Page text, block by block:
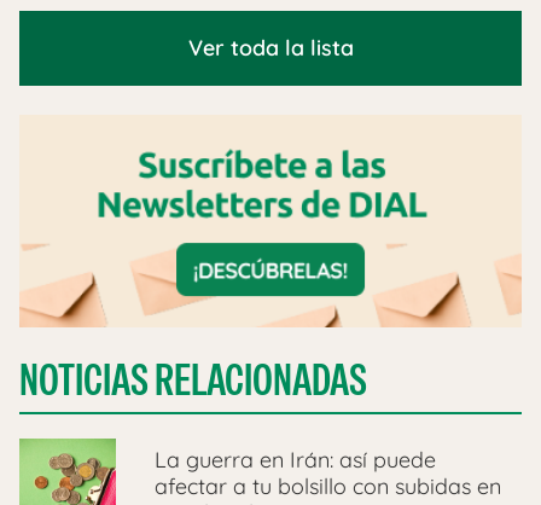
Ver toda la lista
NOTICIAS RELACIONADAS
La guerra en Irán: así puede
afectar a tu bolsillo con subidas en